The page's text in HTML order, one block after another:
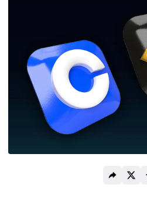
Acheter
Prédictions
Cryptomonnaies
Ethereum (ETH)